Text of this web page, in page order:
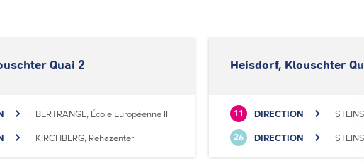
Quai 2
BERTRANGE, École Européenne II
KIRCHBERG, Rehazenter
Heisdorf, Klouschter
11 DIRECTION
26 DIRECTION